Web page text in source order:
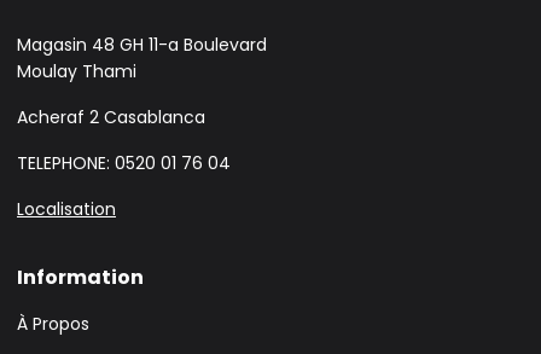
Magasin 48 GH 11-a Boulevard
Moulay Thami
Acheraf 2 Casablanca
TELEPHONE: 0520 01 76 04
Localisation
Information
À Propos